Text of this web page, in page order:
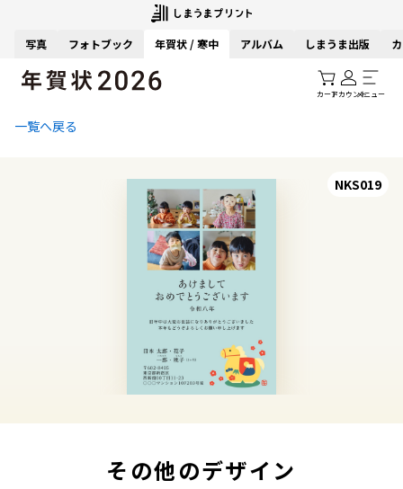
写真 フォトブック 年賀状 / 寒中 アルバム しまうま出版
カートアカウントメニュー
一覧へ戻る
NKS019
その他のデザイン